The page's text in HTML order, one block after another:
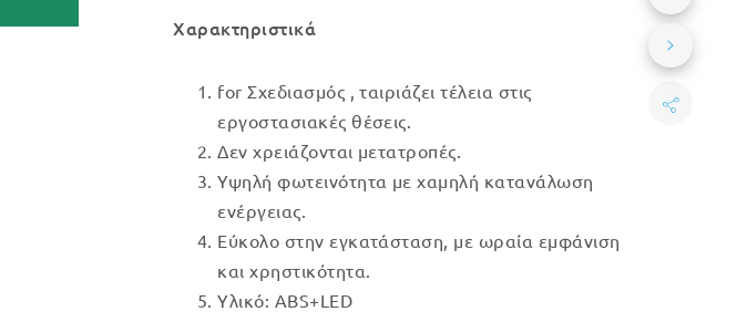
Χαρακτηριστικά
for Σχεδιασμός , ταιριάζει τέλεια στις
εργοστασιακές θέσεις.
Δεν χρειάζονται μετατροπές.
Υψηλή φωτεινότητα με χαμηλή κατανάλωση
ενέργειας.
Εύκολο στην εγκατάσταση, με ωραία εμφάνιση
και χρηστικότητα.
Υλικό: ABS+LED